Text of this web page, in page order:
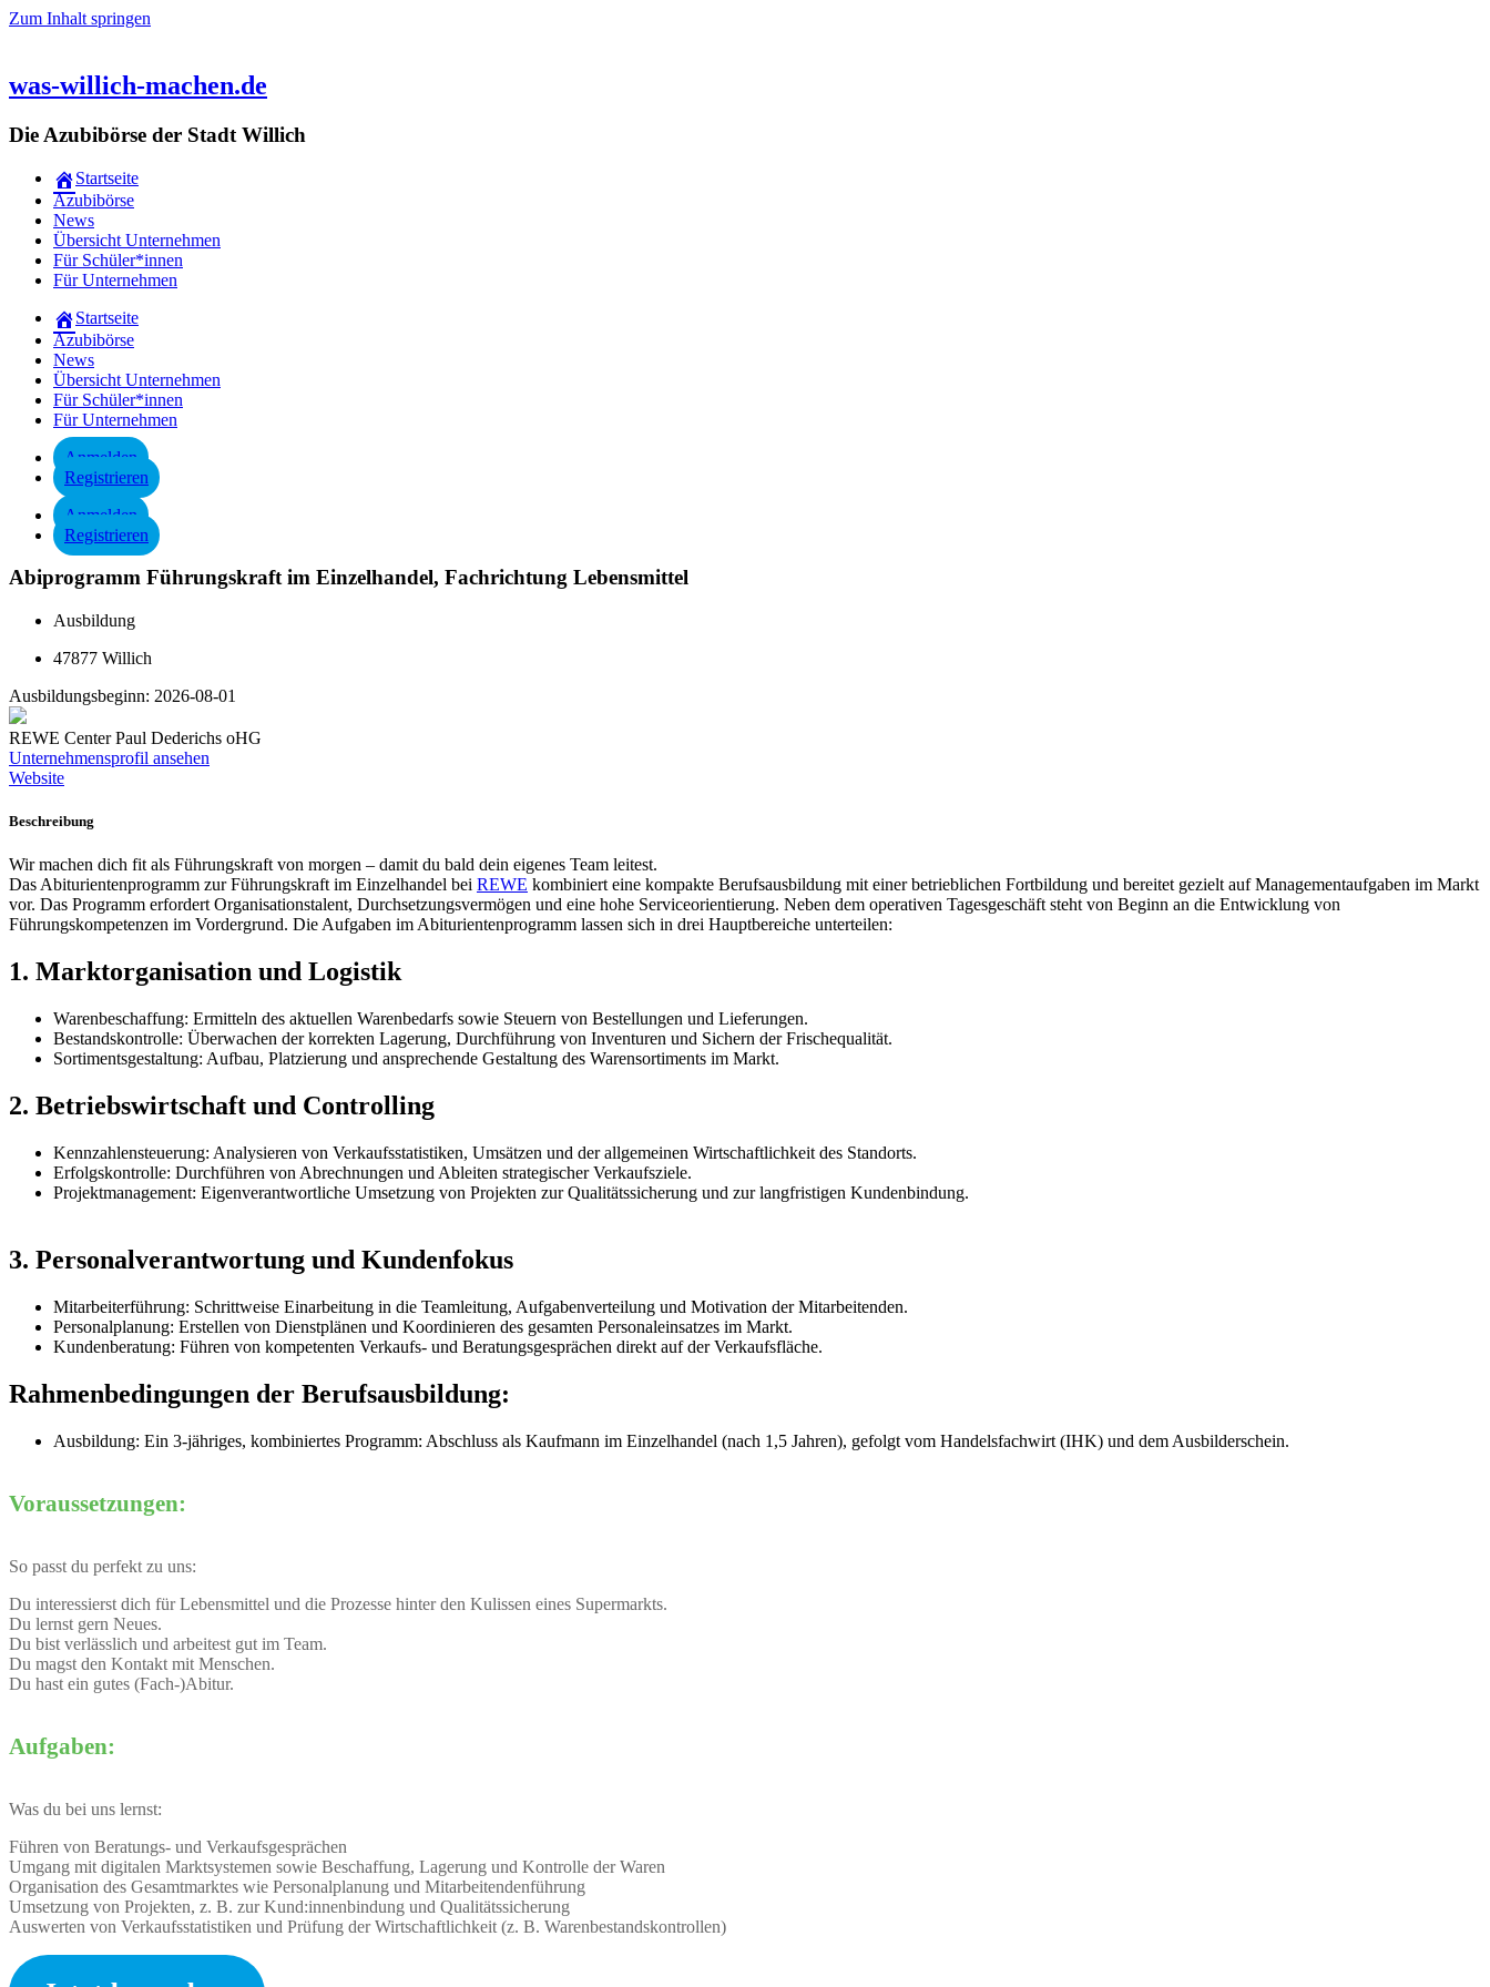
Zum Inhalt springen
was-willich-machen.de
Die Azubibörse der Stadt Willich
Startseite
Azubibörse
News
Übersicht Unternehmen
Für Schüler*innen
Für Unternehmen
Startseite
Azubibörse
News
Übersicht Unternehmen
Für Schüler*innen
Für Unternehmen
Anmelden
Registrieren
Anmelden
Registrieren
Abiprogramm Führungskraft im Einzelhandel, Fachrichtung Lebensmittel
Ausbildung
47877 Willich
Ausbildungsbeginn: 2026-08-01
REWE Center Paul Dederichs oHG
Unternehmensprofil ansehen
Website
Beschreibung
Wir machen dich fit als Führungskraft von morgen – damit du bald dein eigenes Team leitest.
Das Abiturientenprogramm zur Führungskraft im Einzelhandel bei REWE kombiniert eine kompakte Berufsausbildung mit einer betrieblichen Fortbildung und bereitet gezielt auf Managementaufgaben im Markt
vor. Das Programm erfordert Organisationstalent, Durchsetzungsvermögen und eine hohe Serviceorientierung. Neben dem operativen Tagesgeschäft steht von Beginn an die Entwicklung von
Führungskompetenzen im Vordergrund. Die Aufgaben im Abiturientenprogramm lassen sich in drei Hauptbereiche unterteilen:
1. Marktorganisation und Logistik
Warenbeschaffung: Ermitteln des aktuellen Warenbedarfs sowie Steuern von Bestellungen und Lieferungen.
Bestandskontrolle: Überwachen der korrekten Lagerung, Durchführung von Inventuren und Sichern der Frischequalität.
Sortimentsgestaltung: Aufbau, Platzierung und ansprechende Gestaltung des Warensortiments im Markt.
2. Betriebswirtschaft und Controlling
Kennzahlensteuerung: Analysieren von Verkaufsstatistiken, Umsätzen und der allgemeinen Wirtschaftlichkeit des Standorts.
Erfolgskontrolle: Durchführen von Abrechnungen und Ableiten strategischer Verkaufsziele.
Projektmanagement: Eigenverantwortliche Umsetzung von Projekten zur Qualitätssicherung und zur langfristigen Kundenbindung.
3. Personalverantwortung und Kundenfokus
Mitarbeiterführung: Schrittweise Einarbeitung in die Teamleitung, Aufgabenverteilung und Motivation der Mitarbeitenden.
Personalplanung: Erstellen von Dienstplänen und Koordinieren des gesamten Personaleinsatzes im Markt.
Kundenberatung: Führen von kompetenten Verkaufs- und Beratungsgesprächen direkt auf der Verkaufsfläche.
Rahmenbedingungen der Berufsausbildung:
Ausbildung: Ein 3-jähriges, kombiniertes Programm: Abschluss als Kaufmann im Einzelhandel (nach 1,5 Jahren), gefolgt vom Handelsfachwirt (IHK) und dem Ausbilderschein.
Voraussetzungen:
So passt du perfekt zu uns:
Du interessierst dich für Lebensmittel und die Prozesse hinter den Kulissen eines Supermarkts.
Du lernst gern Neues.
Du bist verlässlich und arbeitest gut im Team.
Du magst den Kontakt mit Menschen.
Du hast ein gutes (Fach-)Abitur.
Aufgaben:
Was du bei uns lernst:
Führen von Beratungs- und Verkaufsgesprächen
Umgang mit digitalen Marktsystemen sowie Beschaffung, Lagerung und Kontrolle der Waren
Organisation des Gesamtmarktes wie Personalplanung und Mitarbeitendenführung
Umsetzung von Projekten, z. B. zur Kund:innenbindung und Qualitätssicherung
Auswerten von Verkaufsstatistiken und Prüfung der Wirtschaftlichkeit (z. B. Warenbestandskontrollen)